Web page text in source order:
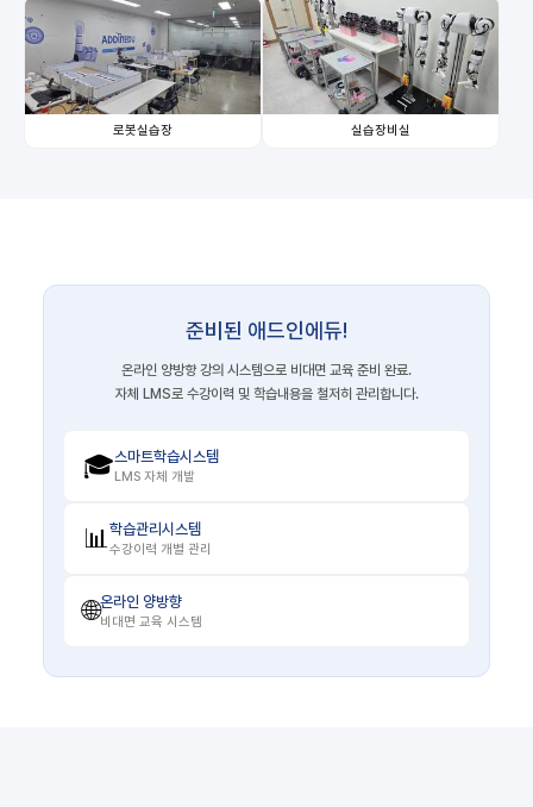
로봇실습장 실습장비실
준비된 애드인에듀!
온라인 양방향 강의 시스템으로 비대면 교육 준비 완료.
자체 LMS로 수강이력 및 학습내용을 철저히 관리합니다.
🎓스마트학습시스템
LMS 자체 개발
📊 학습관리시스템
수강이력 개별 관리
🌐온라인 양방향
비대면 교육 시스템